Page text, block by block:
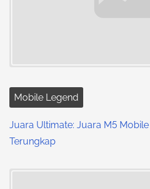
Mobile Legend
Juara Ultimate: Juara M5
Terungkap